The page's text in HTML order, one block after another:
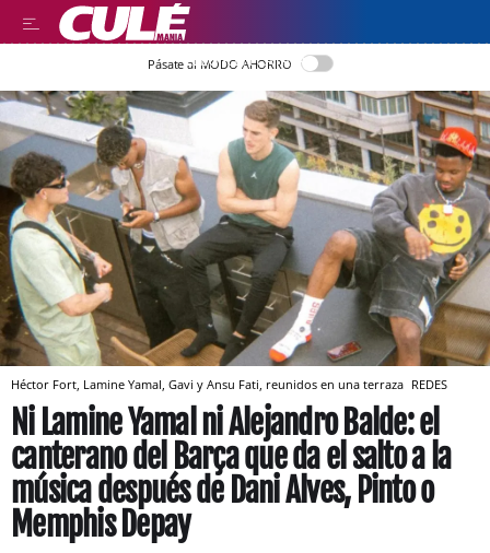
LLEGIR EN CATALÀ
Pásate al MODO AHORRO
Héctor Fort, Lamine Yamal, Gavi y Ansu Fati, reunidos en una terraza REDES
Ni Lamine Yamal ni Alejandro Balde: el
canterano del Barça que da el salto a la
música después de Dani Alves, Pinto o
Memphis Depay